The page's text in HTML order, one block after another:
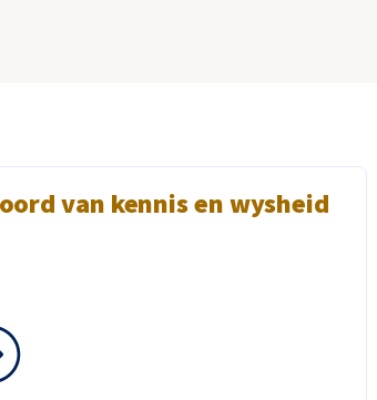
van kennis en wysheid